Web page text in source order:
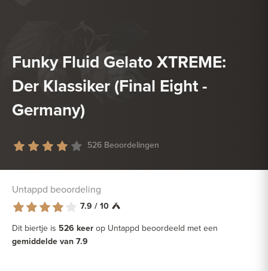
Funky Fluid Gelato XTREME:
Der Klassiker (Final Eight -
Germany)
526 Beoordelingen
Untappd beoordeling
7.9 / 10
Dit biertje is 526 keer op Untappd beoordeeld met een
gemiddelde van 7.9